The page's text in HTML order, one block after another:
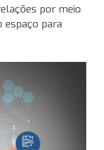
por meio
espaço para